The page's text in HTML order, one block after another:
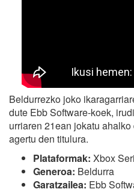
Beldurrezko joko
dute Ebb Software-koek,
urriaren 21ean jokatu
agertu den titulura.
Plataformak: Xbox
Generoa: Beldurra
Garatzailea: Ebb